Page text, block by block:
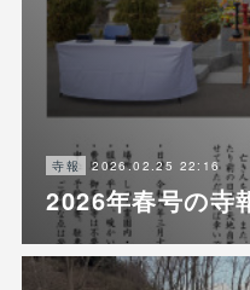
寺報 2026.02.25 22:16
2026年春号の寺